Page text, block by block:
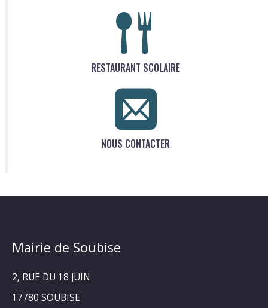
RESTAURANT SCOLAIRE
NOUS CONTACTER
Mairie de Soubise
2, RUE DU 18 JUIN
17780 SOUBISE